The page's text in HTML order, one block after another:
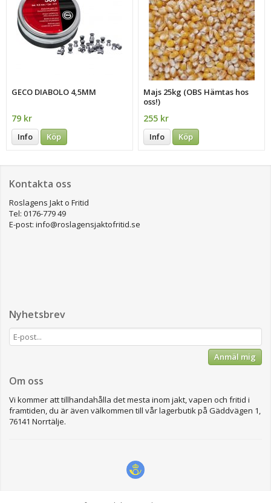
GECO DIABOLO 4,5MM
79 kr
Info Köp
Majs 25kg (OBS Hämtas hos
oss!)
255 kr
Info Köp
Kontakta oss
Roslagens Jakt o Fritid
Tel: 0176-779 49
E-post: info@roslagensjaktofritid.se
Nyhetsbrev
Anmäl mig
Om oss
Vi kommer att tillhandahålla det mesta inom jakt, vapen och fritid i
framtiden, du är även välkommen till vår lagerbutik på Gäddvägen 1,
76141 Norrtälje.